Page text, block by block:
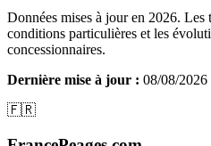
Données mises à jour en 2026.
conditions particulières et les
concessionnaires.
Dernière mise à jour : 08/08/2026
🇫🇷